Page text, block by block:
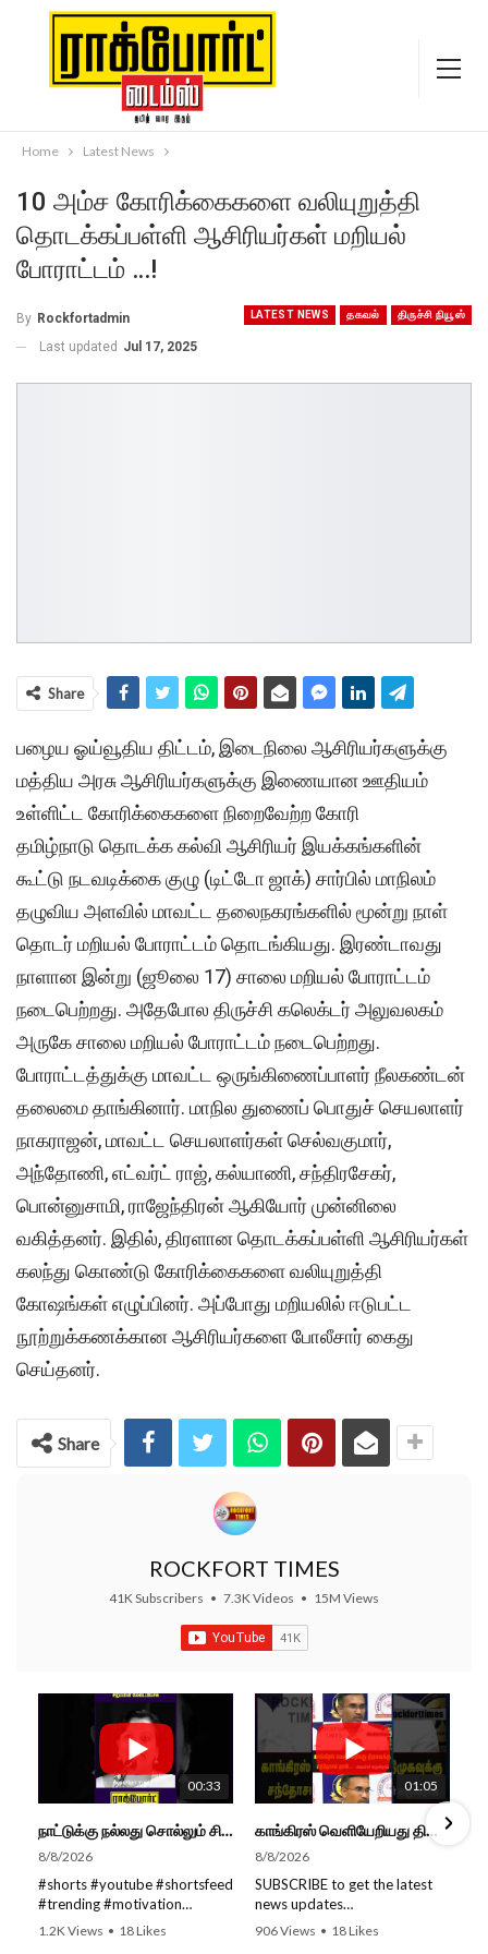
Home Latest News
10 அம்ச கோரிக்கைகளை வலியுறுத்தி
தொடக்கப்பள்ளி ஆசிரியர்கள் மறியல்
போராட்டம் …!
LATEST NEWS தகவல் திருச்சி நியூஸ்
By Rockfortadmin
Last updated Jul 17, 2025
Share
பழைய ஓய்வூதிய திட்டம், இடைநிலை ஆசிரியர்களுக்கு
மத்திய அரசு ஆசிரியர்களுக்கு இணையான ஊதியம்
உள்ளிட்ட கோரிக்கைகளை நிறைவேற்ற கோரி
தமிழ்நாடு தொடக்க கல்வி ஆசிரியர் இயக்கங்களின்
கூட்டு நடவடிக்கை குழு (டிட்டோ ஜாக்) சார்பில் மாநிலம்
தழுவிய அளவில் மாவட்ட தலைநகரங்களில் மூன்று நாள்
தொடர் மறியல் போராட்டம் தொடங்கியது. இரண்டாவது
நாளான இன்று (ஜூலை 17) சாலை மறியல் போராட்டம்
நடைபெற்றது. அதேபோல திருச்சி கலெக்டர் அலுவலகம்
அருகே சாலை மறியல் போராட்டம் நடைபெற்றது.
போராட்டத்துக்கு மாவட்ட ஒருங்கிணைப்பாளர் நீலகண்டன்
தலைமை தாங்கினார். மாநில துணைப் பொதுச் செயலாளர்
நாகராஜன், மாவட்ட செயலாளர்கள் செல்வகுமார்,
அந்தோணி, எட்வர்ட் ராஜ், கல்யாணி, சந்திரசேகர்,
பொன்னுசாமி, ராஜேந்திரன் ஆகியோர் முன்னிலை
வகித்தனர். இதில், திரளான தொடக்கப்பள்ளி ஆசிரியர்கள்
கலந்து கொண்டு கோரிக்கைகளை வலியுறுத்தி
கோஷங்கள் எழுப்பினர். அப்போது மறியலில் ஈடுபட்ட
நூற்றுக்கணக்கான ஆசிரியர்களை போலீசார் கைது
செய்தனர்.
Share
ROCKFORT TIMES
41K Subscribers • 7.3K Videos • 15M Views
00:33
நாட்டுக்கு நல்லது சொல்லும் சிறப்பான மேடைப்பேச்சு... #shorts #subscribe #video
8/8/2026
#shorts #youtube #shortsfeed
#trending #motivation
#nowtrending #subscribe
1.2K Views • 18 Likes
01:05
காங்கிரஸ் வெளியேறியது திமுகவுக்கு சந்தோசம் தான்... - அமைச்சர் அருண்ராஜ்
8/8/2026
SUBSCRIBE to get the latest
news updates
ROCKFORT TIMES for NEW
906 Views • 18 Likes